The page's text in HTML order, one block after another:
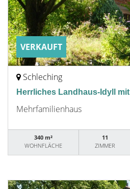
VERKAUFT
Schleching
Herrliches Landhaus-Idyll
Mehrfamilienhaus
340 m²
WOHNFLÄCHE
11
ZIMMER